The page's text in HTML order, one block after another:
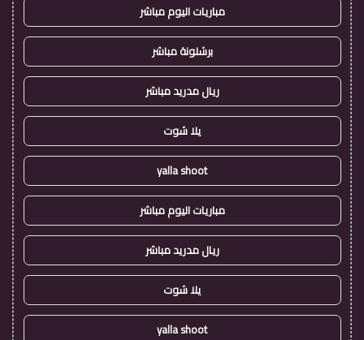
مباريات اليوم مباشر
برشلونة مباشر
ريال مدريد مباشر
يلا شوت
yalla shoot
مباريات اليوم مباشر
ريال مدريد مباشر
يلا شوت
yalla shoot